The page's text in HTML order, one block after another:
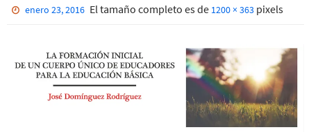
enero 23, 2016 El tamaño completo es de 1200 × 363 pixels